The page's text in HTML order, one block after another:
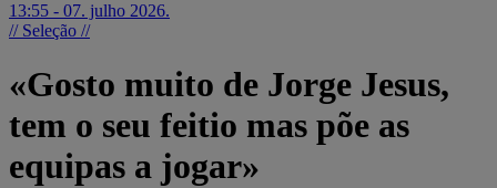
13:55 - 07. julho 2026.
// Seleção //
«Gosto muito de Jorge Jesus,
tem o seu feitio mas põe as
equipas a jogar»